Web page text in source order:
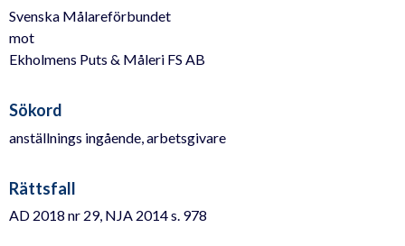
Svenska Målareförbundet
mot
Ekholmens Puts & Måleri FS AB
Sökord
anställnings ingående, arbetsgivare
Rättsfall
AD 2018 nr 29, NJA 2014 s. 978